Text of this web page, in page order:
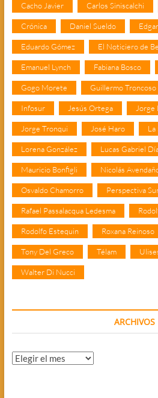
Cacho Javier Carlos Siniscalchi
Crónica Daniel Sueldo
Eduardo Gómez El Noticiero de
Emanuel Lynch Fabiana Bosco
Gogo Morete Guillermo Troncoso
Infosur Jesús Ortega Jorge
Jorge Tronqui José Haro La
Lorena González Lucas Gabriel
Mauricio Bonfigli Nicolás
Osvaldo Chamorro Perspectiva
Rafael Passalacqua Ledesma
Rodolfo Estequin Roxana Reinoso
Tony Del Greco Télam
Walter Di Nucci
ARCHIVOS
Archivos